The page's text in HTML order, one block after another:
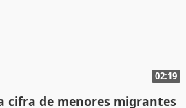
02:19
cifra de menores migrantes